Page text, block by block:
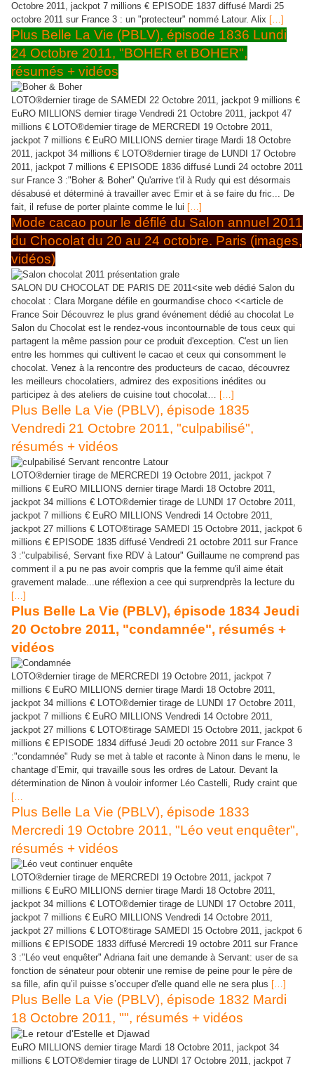
Octobre 2011, jackpot 7 millions € EPISODE 1837 diffusé Mardi 25
octobre 2011 sur France 3 : un "protecteur" nommé Latour. Alix […]
Plus Belle La Vie (PBLV), épisode 1836 Lundi
24 Octobre 2011, "BOHER et BOHER",
résumés + vidéos
LOTO®dernier tirage de SAMEDI 22 Octobre 2011, jackpot 9 millions €
EuRO MILLIONS dernier tirage Vendredi 21 Octobre 2011, jackpot 47
millions € LOTO®dernier tirage de MERCREDI 19 Octobre 2011,
jackpot 7 millions € EuRO MILLIONS dernier tirage Mardi 18 Octobre
2011, jackpot 34 millions € LOTO®dernier tirage de LUNDI 17 Octobre
2011, jackpot 7 millions € EPISODE 1836 diffusé Lundi 24 octobre 2011
sur France 3 :"Boher & Boher" Qu'arrive t'il à Rudy qui est désormais
désabusé et déterminé à travailler avec Emir et à se faire du fric... De
fait, il refuse de porter plainte comme le lui […]
Mode cacao pour le défilé du Salon annuel 2011
du Chocolat du 20 au 24 octobre. Paris (images,
vidéos)
SALON DU CHOCOLAT DE PARIS DE 2011<site web dédié Salon du
chocolat : Clara Morgane défile en gourmandise choco <<article de
France Soir Découvrez le plus grand événement dédié au chocolat Le
Salon du Chocolat est le rendez-vous incontournable de tous ceux qui
partagent la même passion pour ce produit d'exception. C'est un lien
entre les hommes qui cultivent le cacao et ceux qui consomment le
chocolat. Venez à la rencontre des producteurs de cacao, découvrez
les meilleurs chocolatiers, admirez des expositions inédites ou
participez à des ateliers de cuisine tout chocolat… […]
Plus Belle La Vie (PBLV), épisode 1835
Vendredi 21 Octobre 2011, "culpabilisé",
résumés + vidéos
LOTO®dernier tirage de MERCREDI 19 Octobre 2011, jackpot 7
millions € EuRO MILLIONS dernier tirage Mardi 18 Octobre 2011,
jackpot 34 millions € LOTO®dernier tirage de LUNDI 17 Octobre 2011,
jackpot 7 millions € EuRO MILLIONS Vendredi 14 Octobre 2011,
jackpot 27 millions € LOTO®tirage SAMEDI 15 Octobre 2011, jackpot 6
millions € EPISODE 1835 diffusé Vendredi 21 octobre 2011 sur France
3 :"culpabilisé, Servant fixe RDV à Latour" Guillaume ne comprend pas
comment il a pu ne pas avoir compris que la femme qu'il aime était
gravement malade...une réflexion a cee qui surprendprès la lecture du
[…]
Plus Belle La Vie (PBLV), épisode 1834 Jeudi
20 Octobre 2011, "condamnée", résumés +
vidéos
LOTO®dernier tirage de MERCREDI 19 Octobre 2011, jackpot 7
millions € EuRO MILLIONS dernier tirage Mardi 18 Octobre 2011,
jackpot 34 millions € LOTO®dernier tirage de LUNDI 17 Octobre 2011,
jackpot 7 millions € EuRO MILLIONS Vendredi 14 Octobre 2011,
jackpot 27 millions € LOTO®tirage SAMEDI 15 Octobre 2011, jackpot 6
millions € EPISODE 1834 diffusé Jeudi 20 octobre 2011 sur France 3
:"condamnée" Rudy se met à table et raconte à Ninon dans le menu, le
chantage d’Emir, qui travaille sous les ordres de Latour. Devant la
détermination de Ninon à vouloir informer Léo Castelli, Rudy craint que
[…
Plus Belle La Vie (PBLV), épisode 1833
Mercredi 19 Octobre 2011, "Léo veut enquêter",
résumés + vidéos
LOTO®dernier tirage de MERCREDI 19 Octobre 2011, jackpot 7
millions € EuRO MILLIONS dernier tirage Mardi 18 Octobre 2011,
jackpot 34 millions € LOTO®dernier tirage de LUNDI 17 Octobre 2011,
jackpot 7 millions € EuRO MILLIONS Vendredi 14 Octobre 2011,
jackpot 27 millions € LOTO®tirage SAMEDI 15 Octobre 2011, jackpot 6
millions € EPISODE 1833 diffusé Mercredi 19 octobre 2011 sur France
3 :"Léo veut enquêter" Adriana fait une demande à Servant: user de sa
fonction de sénateur pour obtenir une remise de peine pour le père de
sa fille, afin qu’il puisse s’occuper d'elle quand elle ne sera plus […]
Plus Belle La Vie (PBLV), épisode 1832 Mardi
18 Octobre 2011, "", résumés + vidéos
EuRO MILLIONS dernier tirage Mardi 18 Octobre 2011, jackpot 34
millions € LOTO®dernier tirage de LUNDI 17 Octobre 2011, jackpot 7